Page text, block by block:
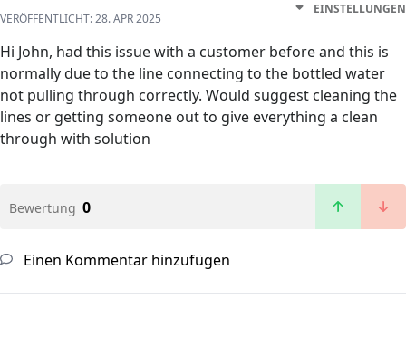
VERÖFFENTLICHT:28. APR 2025
EINSTELLUNGEN
Hi John, had this issue with a customer before and this is
normally due to the line connecting to the bottled water
not pulling through correctly. Would suggest cleaning the
lines or getting someone out to give everything a clean
through with solution
Bewertung 0
Einen Kommentar hinzufügen